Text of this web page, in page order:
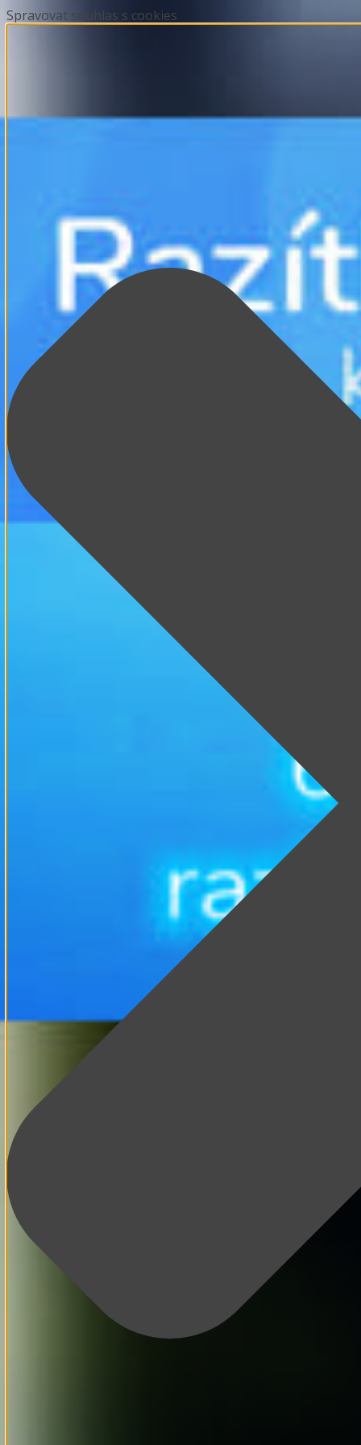
Spravovat souhlas s cookies